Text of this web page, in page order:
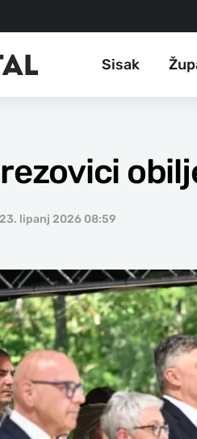
Sisak
23. lipanj 2026 08:59